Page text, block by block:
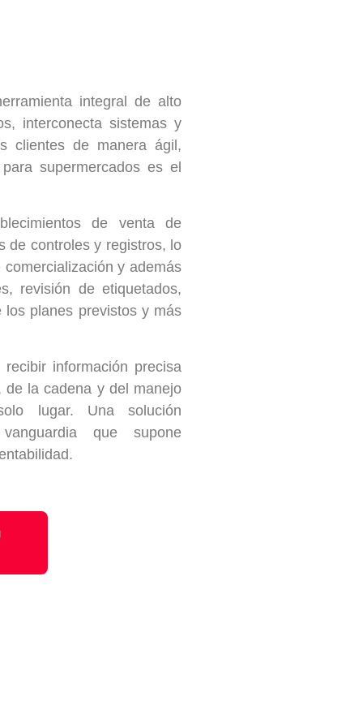
integral de alto
interconecta sistemas y
clientes de manera ágil,
supermercados es el
de venta de
de controles y registros, lo
y además
revisión de etiquetados,
los planes previstos y más
información precisa
de la cadena y del manejo
lugar. Una solución
que supone